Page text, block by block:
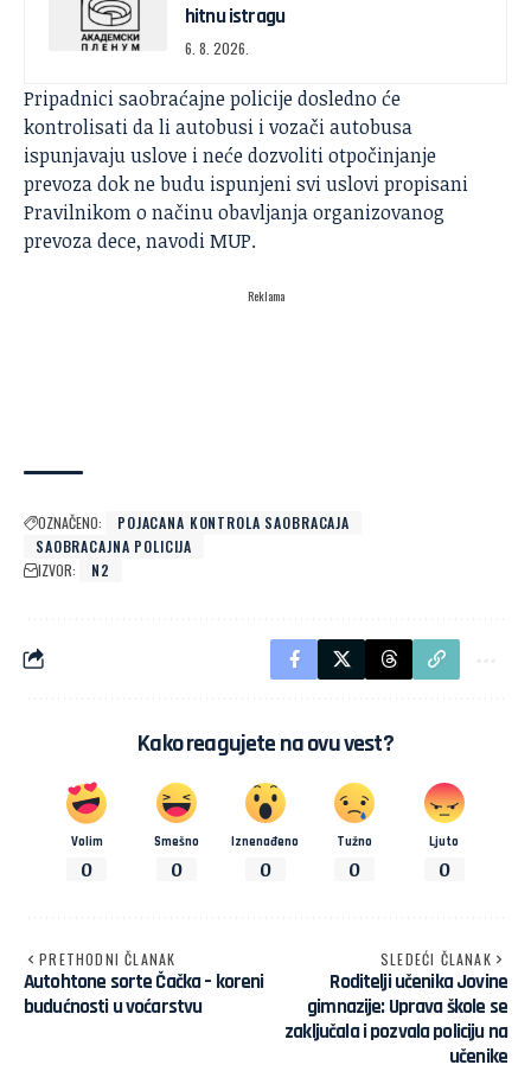
hitnu istragu
6. 8. 2026.
Pripadnici saobraćajne policije dosledno će
kontrolisati da li autobusi i vozači autobusa
ispunjavaju uslove i neće dozvoliti otpočinjanje
prevoza dok ne budu ispunjeni svi uslovi propisani
Pravilnikom o načinu obavljanja organizovanog
prevoza dece, navodi MUP.
Reklama
OZNAČENO:
POJACANA KONTROLA SAOBRACAJA
SAOBRACAJNA POLICIJA
IZVOR:
N2
Kako reagujete na ovu vest?
Volim
0
Smešno
0
Iznenađeno
0
Tužno
0
Ljuto
0
PRETHODNI ČLANAK
Autohtone sorte Čačka – koreni
budućnosti u voćarstvu
SLEDEĆI ČLANAK
Roditelji učenika Jovine
gimnazije: Uprava škole se
zaključala i pozvala policiju na
učenike